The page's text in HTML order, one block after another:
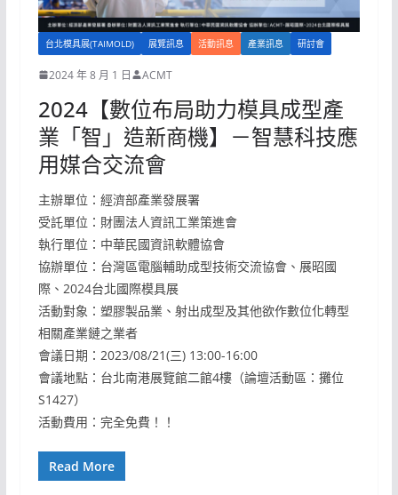
台北模具展(TAIMOLD) 展覽訊息 活動訊息 產業訊息 研討會
2024 年 8 月 1 日 ACMT
2024【數位布局助力模具成型產
業「智」造新商機】－智慧科技應
用媒合交流會
主辦單位：經濟部產業發展署
受託單位：財團法人資訊工業策進會
執行單位：中華民國資訊軟體協會
協辦單位：台灣區電腦輔助成型技術交流協會、展昭國
際、2024台北國際模具展
活動對象：塑膠製品業、射出成型及其他欲作數位化轉型
相關產業鏈之業者
會議日期：2023/08/21(三) 13:00-16:00
會議地點：台北南港展覽館二館4樓（論壇活動區：攤位
S1427）
活動費用：完全免費！！
Read More